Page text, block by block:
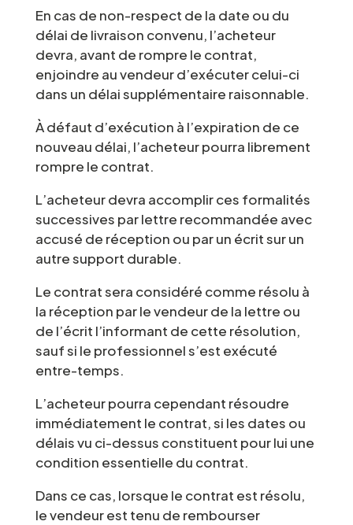
En cas de non-respect de la date ou du
délai de livraison convenu, l’acheteur
devra, avant de rompre le contrat,
enjoindre au vendeur d’exécuter celui-ci
dans un délai supplémentaire raisonnable.
À défaut d’exécution à l’expiration de ce
nouveau délai, l’acheteur pourra librement
rompre le contrat.
L’acheteur devra accomplir ces formalités
successives par lettre recommandée avec
accusé de réception ou par un écrit sur un
autre support durable.
Le contrat sera considéré comme résolu à
la réception par le vendeur de la lettre ou
de l’écrit l’informant de cette résolution,
sauf si le professionnel s’est exécuté
entre-temps.
L’acheteur pourra cependant résoudre
immédiatement le contrat, si les dates ou
délais vu ci-dessus constituent pour lui une
condition essentielle du contrat.
Dans ce cas, lorsque le contrat est résolu,
le vendeur est tenu de rembourser